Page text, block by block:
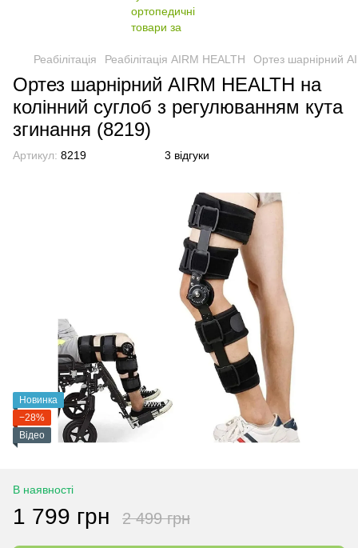
Реабілітація Реабілітація AIRM HEALTH Ортез шарнірний
Ортез шарнірний AIRM HEALTH на
колінний суглоб з регулюванням кута
згинання (8219)
Артикул: 8219 3 відгуки
Новинка
−28%
Відео
В наявності
1 799 грн 2 499 грн